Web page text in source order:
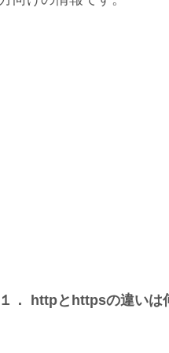
１． httpとhttpsの違いは